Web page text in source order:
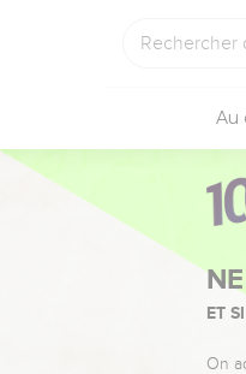
Au
ET
On